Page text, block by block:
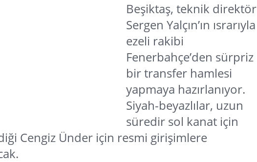
Beşiktaş, teknik direktör
Sergen Yalçın’ın ısrarıyla
ezeli rakibi
Fenerbahçe’den sürpriz
bir transfer hamlesi
yapmaya hazırlanıyor.
Siyah-beyazlılar, uzun
süredir sol kanat için
Cengiz Ünder için resmi girişimlere